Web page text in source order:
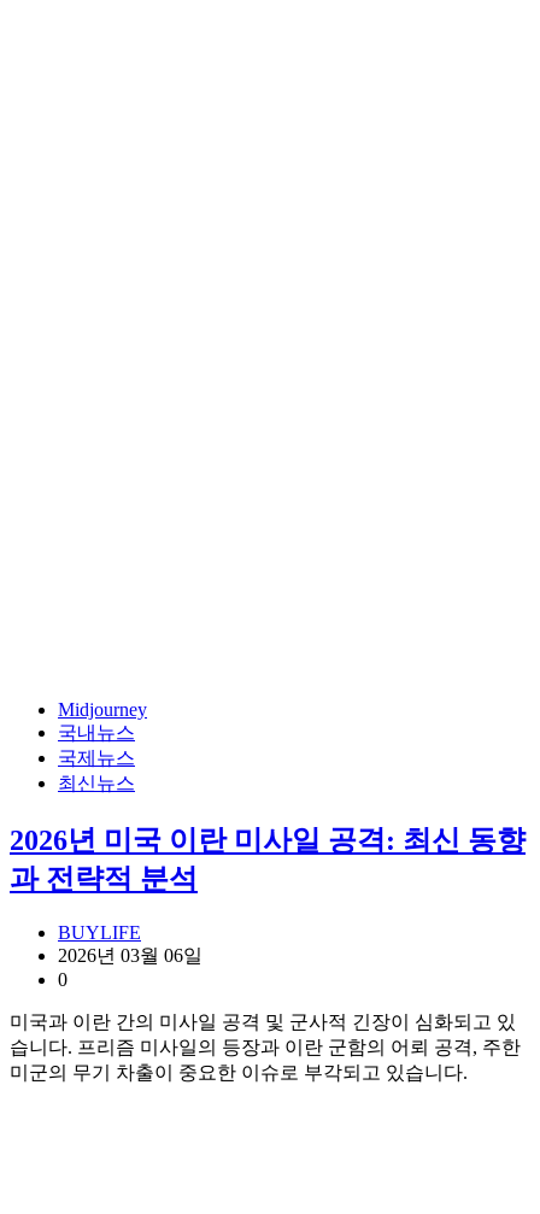
Midjourney
국내뉴스
국제뉴스
최신뉴스
2026년 미국 이란 미사일 공격: 최신 동향
과 전략적 분석
BUYLIFE
2026년 03월 06일
0
미국과 이란 간의 미사일 공격 및 군사적 긴장이 심화되고 있
습니다. 프리즘 미사일의 등장과 이란 군함의 어뢰 공격, 주한
미군의 무기 차출이 중요한 이슈로 부각되고 있습니다.